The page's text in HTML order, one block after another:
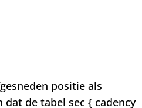
positie als
de tabel sec { cadency